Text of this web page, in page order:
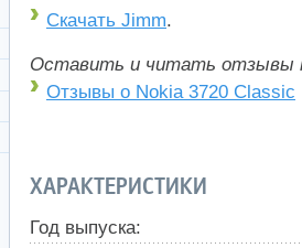
Скачать Jimm.
Оставить и читать отзывы
Отзывы о Nokia 3720 Classic
ХАРАКТЕРИСТИКИ
Год выпуска: